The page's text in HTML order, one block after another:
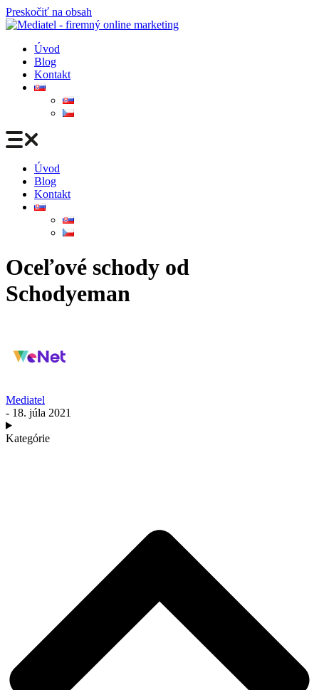
Preskočiť na obsah
Úvod
Blog
Kontakt
Úvod
Blog
Kontakt
Oceľové schody od
Schodyeman
Mediatel
- 18. júla 2021
Kategórie